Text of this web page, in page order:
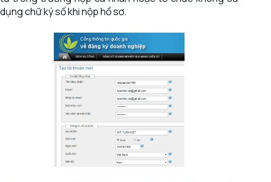
dụng chữ ký số khi nộp hồ sơ.